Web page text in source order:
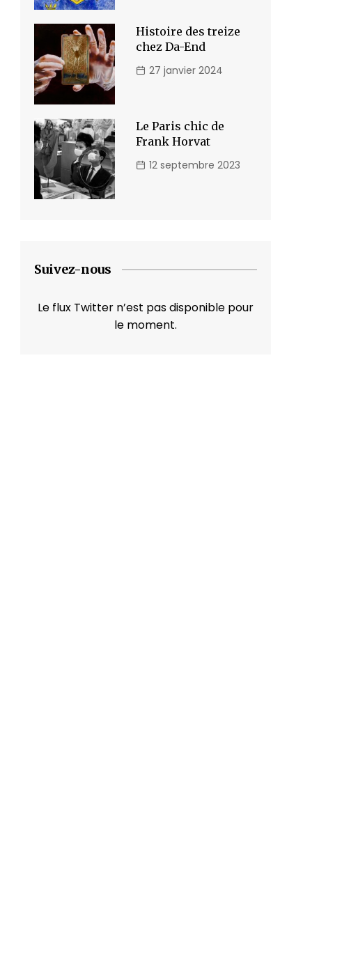
Histoire des treize
chez Da-End
27 janvier 2024
Le Paris chic de
Frank Horvat
12 septembre 2023
Suivez-nous
Le flux Twitter n’est pas disponible pour
le moment.